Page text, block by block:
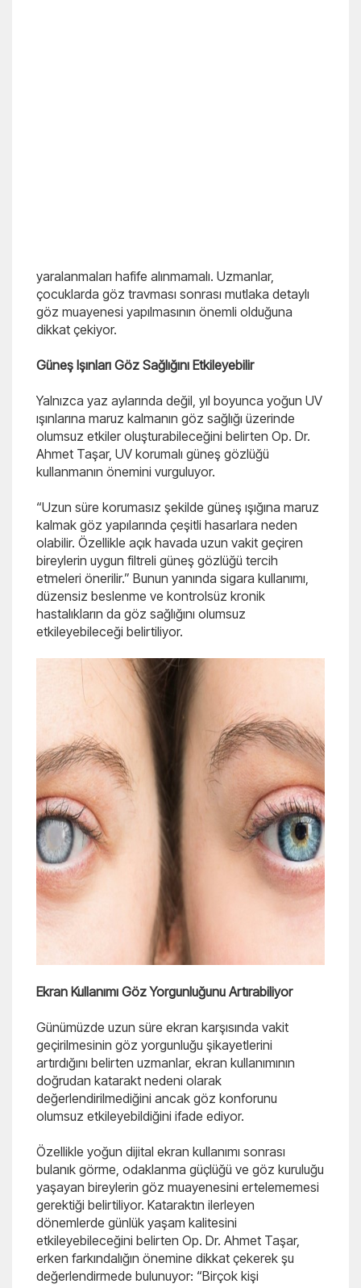
yaralanmaları hafife alınmamalı. Uzmanlar,
çocuklarda göz travması sonrası mutlaka detaylı
göz muayenesi yapılmasının önemli olduğuna
dikkat çekiyor.
Güneş Işınları Göz Sağlığını Etkileyebilir
Yalnızca yaz aylarında değil, yıl boyunca yoğun UV
ışınlarına maruz kalmanın göz sağlığı üzerinde
olumsuz etkiler oluşturabileceğini belirten Op. Dr.
Ahmet Taşar, UV korumalı güneş gözlüğü
kullanmanın önemini vurguluyor.
“Uzun süre korumasız şekilde güneş ışığına maruz
kalmak göz yapılarında çeşitli hasarlara neden
olabilir. Özellikle açık havada uzun vakit geçiren
bireylerin uygun filtreli güneş gözlüğü tercih
etmeleri önerilir.” Bunun yanında sigara kullanımı,
düzensiz beslenme ve kontrolsüz kronik
hastalıkların da göz sağlığını olumsuz
etkileyebileceği belirtiliyor.
Ekran Kullanımı Göz Yorgunluğunu Artırabiliyor
Günümüzde uzun süre ekran karşısında vakit
geçirilmesinin göz yorgunluğu şikayetlerini
artırdığını belirten uzmanlar, ekran kullanımının
doğrudan katarakt nedeni olarak
değerlendirilmediğini ancak göz konforunu
olumsuz etkileyebildiğini ifade ediyor.
Özellikle yoğun dijital ekran kullanımı sonrası
bulanık görme, odaklanma güçlüğü ve göz kuruluğu
yaşayan bireylerin göz muayenesini ertelememesi
gerektiği belirtiliyor. Kataraktın ilerleyen
dönemlerde günlük yaşam kalitesini
etkileyebileceğini belirten Op. Dr. Ahmet Taşar,
erken farkındalığın önemine dikkat çekerek şu
değerlendirmede bulunuyor: “Birçok kişi